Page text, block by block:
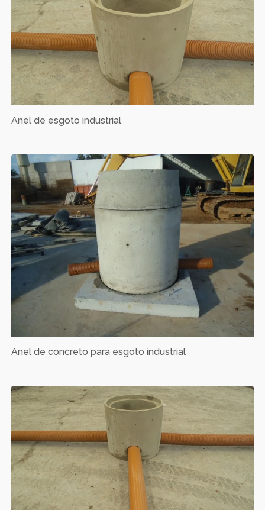
Anel de esgoto industrial
Anel de concreto para esgoto industrial